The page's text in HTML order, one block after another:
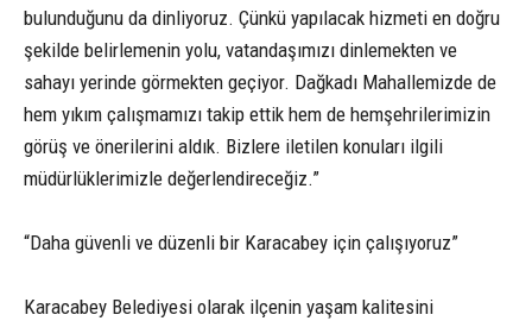
bulunduğunu da dinliyoruz. Çünkü yapılacak hizmeti en doğru
şekilde belirlemenin yolu, vatandaşımızı dinlemekten ve
sahayı yerinde görmekten geçiyor. Dağkadı Mahallemizde de
hem yıkım çalışmamızı takip ettik hem de hemşehrilerimizin
görüş ve önerilerini aldık. Bizlere iletilen konuları ilgili
müdürlüklerimizle değerlendireceğiz.”
“Daha güvenli ve düzenli bir Karacabey için çalışıyoruz”
Karacabey Belediyesi olarak ilçenin yaşam kalitesini